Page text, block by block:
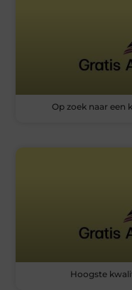
Op zoek naar een
Hoogste